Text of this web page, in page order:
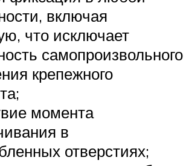
включая
что исключает
самопроизвольного
крепежного
момента
в
отверстиях;